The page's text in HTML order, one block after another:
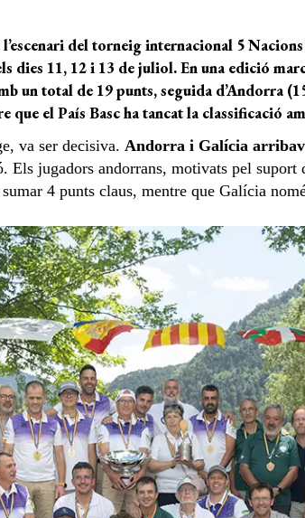
del torneig internacional 5
dies 11, 12 i 13 de juliol. En una edició
un total de 19 punts, seguida d’Andorra
que el País Basc ha tancat la classificació
va ser decisiva. Andorra i Galícia
Els jugadors andorrans, motivats pel
4 punts claus, mentre que Galícia